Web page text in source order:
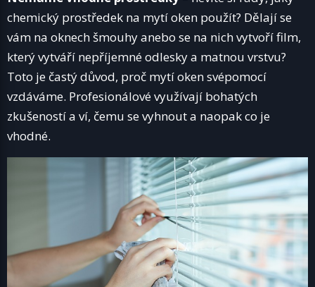
chemický prostředek na mytí oken použít? Dělají se
vám na oknech šmouhy anebo se na nich vytvoří film,
který vytváří nepříjemné odlesky a matnou vrstvu?
Toto je častý důvod, proč mytí oken svépomocí
vzdáváme. Profesionálové využívají bohatých
zkušeností a ví, čemu se vyhnout a naopak co je
vhodné.